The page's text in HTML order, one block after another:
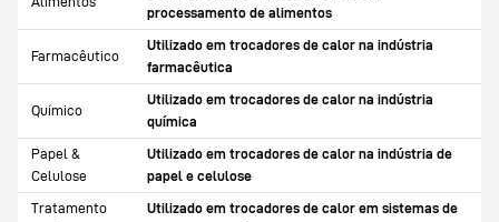
processamento de alimentos
Farmacêutico
Utilizado em trocadores de calor na indústria
farmacêutica
Químico
Utilizado em trocadores de calor na indústria
química
Papel &
Celulose
Utilizado em trocadores de calor na indústria de
papel e celulose
Tratamento
Utilizado em trocadores de calor em sistemas de